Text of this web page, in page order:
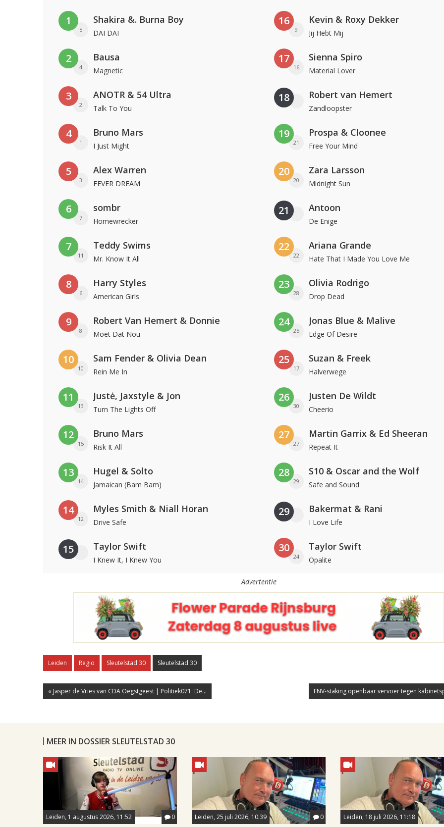
1
5
Shakira &. Burna Boy
DAI DAI
2
4
Bausa
Magnetic
3
2
ANOTR & 54 Ultra
Talk To You
4
1
Bruno Mars
I Just Might
5
3
Alex Warren
FEVER DREAM
6
7
sombr
Homewrecker
7
11
Teddy Swims
Mr. Know It All
8
6
Harry Styles
American Girls
9
8
Robert Van Hemert & Donnie
Moët Dat Nou
10
10
Sam Fender & Olivia Dean
Rein Me In
11
13
Justė, Jaxstyle & Jon
Turn The Lights Off
12
15
Bruno Mars
Risk It All
13
14
Hugel & Solto
Jamaican (Bam Bam)
14
12
Myles Smith & Niall Horan
Drive Safe
15 Taylor Swift
I Knew It, I Knew You
16
9
Kevin & Roxy Dekker
Jij Hebt Mij
17
16
Sienna Spiro
Material Lover
18 Robert van Hemert
Zandloopster
19
21
Prospa & Cloonee
Free Your Mind
20
20
Zara Larsson
Midnight Sun
21 Antoon
De Enige
22
22
Ariana Grande
Hate That I Made You Love Me
23
28
Olivia Rodrigo
Drop Dead
24
25
Jonas Blue & Malive
Edge Of Desire
25
17
Suzan & Freek
Halverwege
26
30
Justen De Wildt
Cheerio
27
27
Martin Garrix & Ed Sheeran
Repeat It
28
29
S10 & Oscar and the Wolf
Safe and Sound
29 Bakermat & Rani
I Love Life
30
24
Taylor Swift
Opalite
Advertentie
Leiden Regio Sleutelstad 30 Sleutelstad 30
« Jasper de Vries van CDA Oegstgeest | Politiek071: De... FNV-staking openbaar vervoer tegen
MEER IN DOSSIER SLEUTELSTAD 30
Leiden, 1 augustus 2026, 11:52 0 Leiden, 25 juli 2026, 10:39 0 Leiden, 18 juli 2026, 11:18